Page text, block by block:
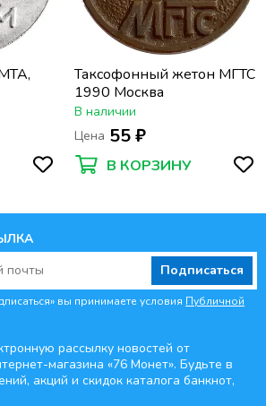
Таксофонный жетон МГТС
1990 Москва
В наличии
Цена 55 ₽
В КОРЗИНУ
Подписаться
вы принимаете условия Публичной
рассылку новостей от
магазина «76 Монет». Будьте в
акций и скидок каталога банкнот,